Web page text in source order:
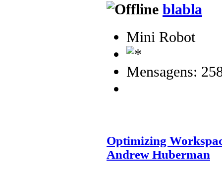
blabla
Mini Robot
Mensagens:
Optimizing
Andrew Huberman